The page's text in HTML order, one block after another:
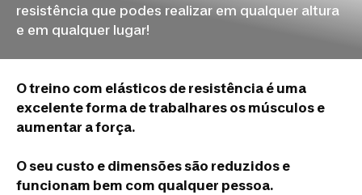
resistência que podes realizar em qualquer altura
e em qualquer lugar!
O treino com elásticos de resistência é uma
excelente forma de trabalhares os músculos e
aumentar a força.
O seu custo e dimensões são reduzidos e
funcionam bem com qualquer pessoa.